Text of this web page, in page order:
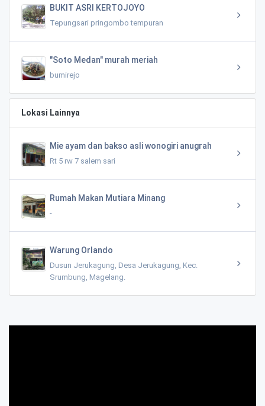
BUKIT ASRI KERTOJOYO
Tepungsari pringombo tempuran
"Soto Medan" murah meriah
bumirejo
Lokasi Lainnya
Mie ayam dan bakso asli wonogiri anugrah
Rt 5 rw 7 salem sari
Rumah Makan Mutiara Minang
-
Warung Orlando
Dusun Jerukagung, Desa Jerukagung, Kec.
Srumbung, Magelang.